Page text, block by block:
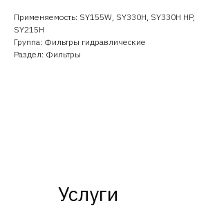
Применяемость: SY155W, SY330H, SY330H
SY215H
Группа: Фильтры гидравлические
Раздел: Фильтры
Услуги